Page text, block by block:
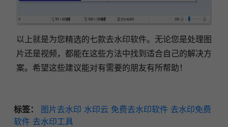
以上就是为您精选的七款去水印软件。无论您是处理图
片还是视频，都能在这些方法中找到适合自己的解决方
案。希望这些建议能对有需要的朋友有所帮助！
标签： 图片去水印 水印云 免费去水印软件 去水印免费
软件 去水印工具